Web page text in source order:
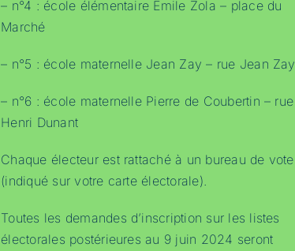
– n°4 : école élémentaire Emile Zola – place du
Marché
– n°5 : école maternelle Jean Zay – rue Jean Zay
– n°6 : école maternelle Pierre de Coubertin – rue
Henri Dunant
Chaque électeur est rattaché à un bureau de vote
(indiqué sur votre carte électorale).
Toutes les demandes d’inscription sur les listes
électorales postérieures au 9 juin 2024 seront